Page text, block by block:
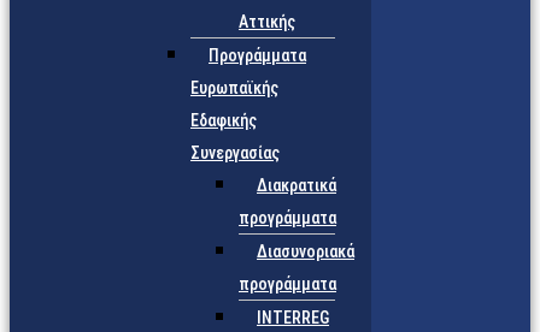
Αττικής
Προγράμματα
Ευρωπαϊκής
Εδαφικής
Συνεργασίας
Διακρατικά
προγράμματα
Διασυνοριακά
προγράμματα
INTERREG